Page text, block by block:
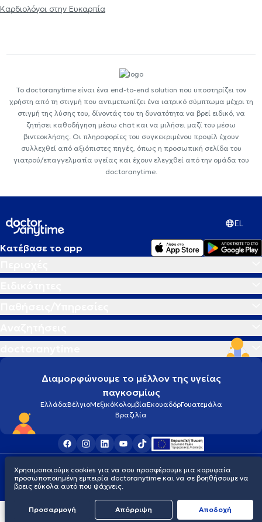
Καρδιολόγοι στην Ευκαρπία
Το doctoranytime είναι ένα end-to-end solution που υποστηρίζει τον
χρήστη από τη στιγμή που αντιμετωπίζει ένα ιατρικό σύμπτωμα μέχρι τη
στιγμή της λύσης του, δίνοντάς του τη δυνατότητα να βρεί ειδικό, να
ζητήσει καθοδήγηση μέσω chat και να μιλήσει μαζί του μέσω
βιντεοκλήσης. Οι πληροφορίες του συγκεκριμένου προφίλ έχουν
συλλεχθεί από αξιόπιστες πηγές, όπως η προσωπική σελίδα του
γιατρού/επαγγελματία υγείας και έχουν ελεγχθεί από την ομάδα του
doctoranytime.
EL
Κατέβασε το app
Διαμορφώνουμε το μέλλον της υγείας
παγκοσμίως
ΕλλάδαΒέλγιοΜεξικόΚολομβίαΕκουαδόρΓουατεμάλα
Βραζιλία
Οροι χρήσης Cookies Πολιτική προστασίας προσωπικού απορρήτου
© 2026 doctoranytime
Χρησιμοποιούμε cookies για να σου προσφέρουμε μια κορυφαία
προσωποποιημένη εμπειρία doctoranytime και να σε βοηθήσουμε να
βρεις εύκολα αυτό που ψάχνεις.
Προσαρμογή Απόρριψη Aποδοχή